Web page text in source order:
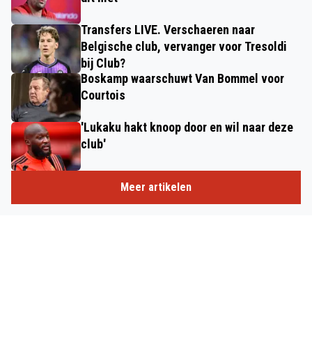
Transfers LIVE. Verschaeren naar
Belgische club, vervanger voor Tresoldi
bij Club?
Boskamp waarschuwt Van Bommel voor
Courtois
'Lukaku hakt knoop door en wil naar deze
club'
Meer artikelen